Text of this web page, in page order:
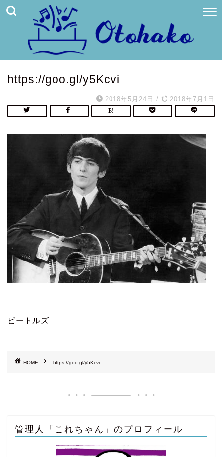
https://goo.gl/y5Kcvi
2018年5月24日 / 2018年7月1日
ビートルズ
HOME https://goo.gl/y5Kcvi
管理人「これちゃん」のプロフィール